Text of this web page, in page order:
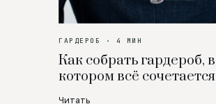
ГАРДЕРОБ · 4 МИН
Как собрать гардероб, в
котором всё сочетается
Читать